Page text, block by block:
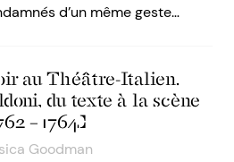
d’un même geste…
au Théâtre-Italien.
du texte à la scène
– 1764)
Goodman